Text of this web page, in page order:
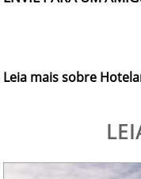
Leia mais sobre